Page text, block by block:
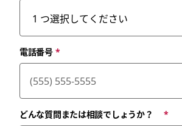
電話番号*
どんな質問または相談でしょうか？ *